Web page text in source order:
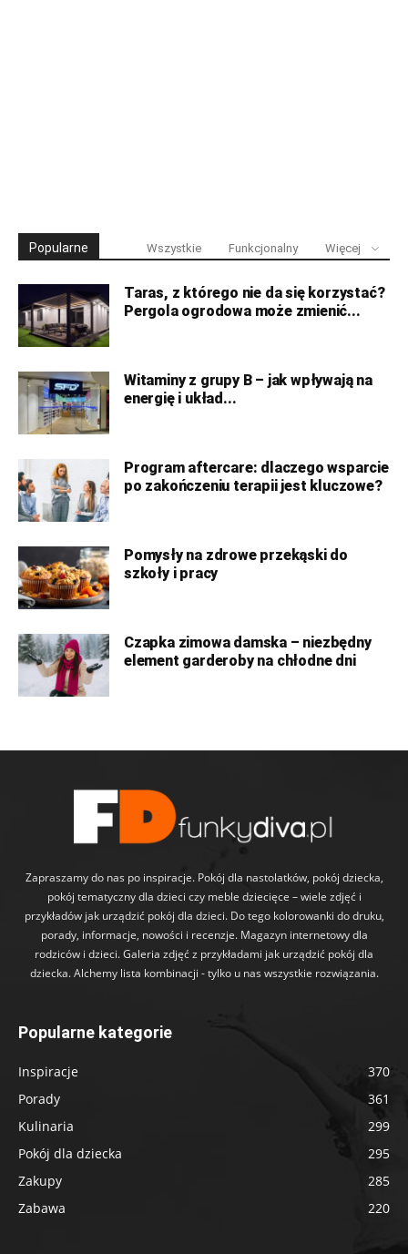
Popularne Wszystkie Funkcjonalny Więcej
Taras, z którego nie da się korzystać?
Pergola ogrodowa może zmienić...
Witaminy z grupy B – jak wpływają na
energię i układ...
Program aftercare: dlaczego wsparcie
po zakończeniu terapii jest kluczowe?
Pomysły na zdrowe przekąski do
szkoły i pracy
Czapka zimowa damska – niezbędny
element garderoby na chłodne dni
Zapraszamy do nas po inspiracje. Pokój dla nastolatków, pokój dziecka,
pokój tematyczny dla dzieci czy meble dziecięce – wiele zdjęć i
przykładów jak urządzić pokój dla dzieci. Do tego kolorowanki do druku,
porady, informacje, nowości i recenzje. Magazyn internetowy dla
rodziców i dzieci. Galeria zdjęć z przykładami jak urządzić pokój dla
dziecka. Alchemy lista kombinacji - tylko u nas wszystkie rozwiązania.
Popularne kategorie
Inspiracje
370
Porady
361
Kulinaria
299
Pokój dla dziecka
295
Zakupy
285
Zabawa
220